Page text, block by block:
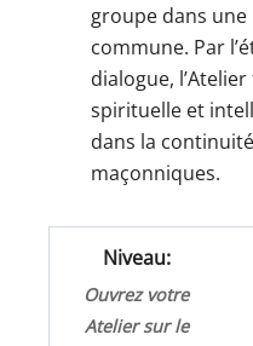
groupe dans
commune. Par
dialogue,
spirituelle et
dans la
maçonniques.
Ouvrez votre
Atelier sur le